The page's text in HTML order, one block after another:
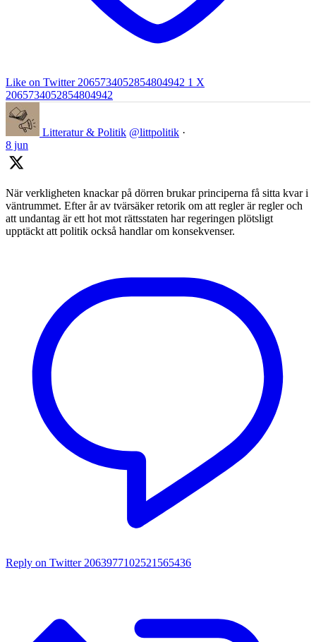
Like on Twitter 2065734052854804942 1 X
2065734052854804942
Litteratur & Politik @littpolitik ·
8 jun
När verkligheten knackar på dörren brukar principerna få sitta kvar i
väntrummet. Efter år av tvärsäker retorik om att regler är regler och
att undantag är ett hot mot rättsstaten har regeringen plötsligt
upptäckt att politik också handlar om konsekvenser.
Reply on Twitter 2063977102521565436